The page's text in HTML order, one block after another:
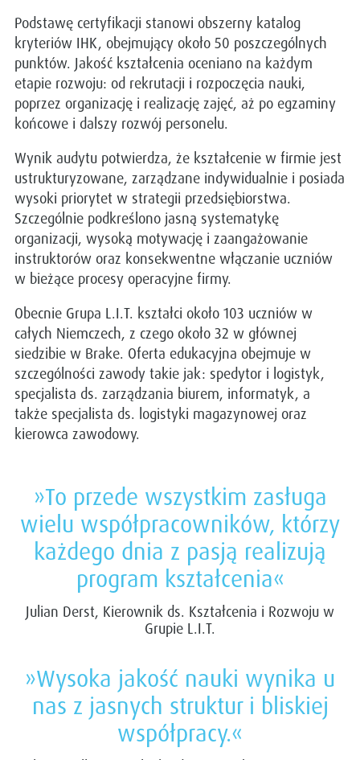
Podstawę certyfikacji stanowi obszerny katalog
kryteriów IHK, obejmujący około 50 poszczególnych
punktów. Jakość kształcenia oceniano na każdym
etapie rozwoju: od rekrutacji i rozpoczęcia nauki,
poprzez organizację i realizację zajęć, aż po egzaminy
końcowe i dalszy rozwój personelu.
Wynik audytu potwierdza, że kształcenie w firmie jest
ustrukturyzowane, zarządzane indywidualnie i posiada
wysoki priorytet w strategii przedsiębiorstwa.
Szczególnie podkreślono jasną systematykę
organizacji, wysoką motywację i zaangażowanie
instruktorów oraz konsekwentne włączanie uczniów
w bieżące procesy operacyjne firmy.
Obecnie Grupa L.I.T. kształci około 103 uczniów w
całych Niemczech, z czego około 32 w głównej
siedzibie w Brake. Oferta edukacyjna obejmuje w
szczególności zawody takie jak: spedytor i logistyk,
specjalista ds. zarządzania biurem, informatyk, a
także specjalista ds. logistyki magazynowej oraz
kierowca zawodowy.
»To przede wszystkim zasługa
wielu współpracowników, którzy
każdego dnia z pasją realizują
program kształcenia«
Julian Derst, Kierownik ds. Kształcenia i Rozwoju w
Grupie L.I.T.
»Wysoka jakość nauki wynika u
nas z jasnych struktur i bliskiej
współpracy.«